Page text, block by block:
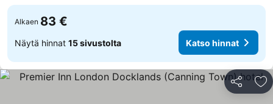
Alkaen 83 €
Näytä hinnat 15 sivustolta Katso hinnat
Jaa